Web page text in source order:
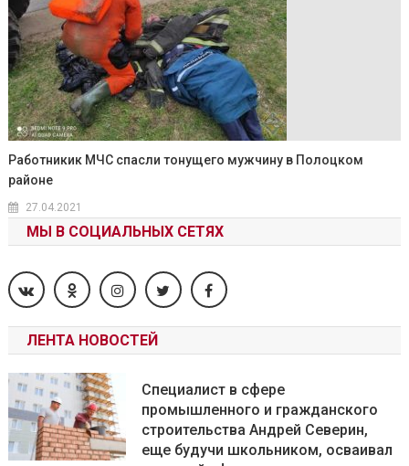
Работникик МЧС спасли тонущего мужчину в Полоцком
районе
27.04.2021
МЫ В СОЦИАЛЬНЫХ СЕТЯХ
ЛЕНТА НОВОСТЕЙ
Специалист в сфере
промышленного и гражданского
строительства Андрей Северин,
еще будучи школьником, осваивал